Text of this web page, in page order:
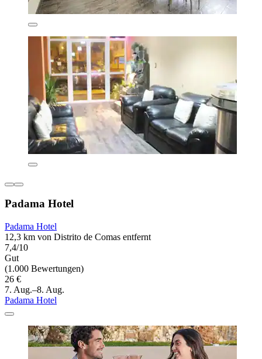
Padama Hotel
Padama Hotel
12,3 km von Distrito de Comas entfernt
7,4/10
Gut
(1.000 Bewertungen)
26 €
7. Aug.–8. Aug.
Padama Hotel